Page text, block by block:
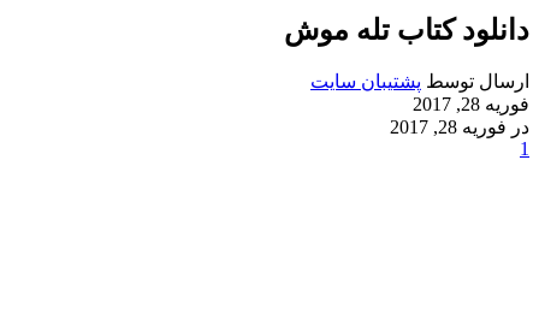
دانلود کتاب تله موش
ارسال توسط پشتیبان سایت
فوریه 28, 2017
در فوریه 28, 2017
1